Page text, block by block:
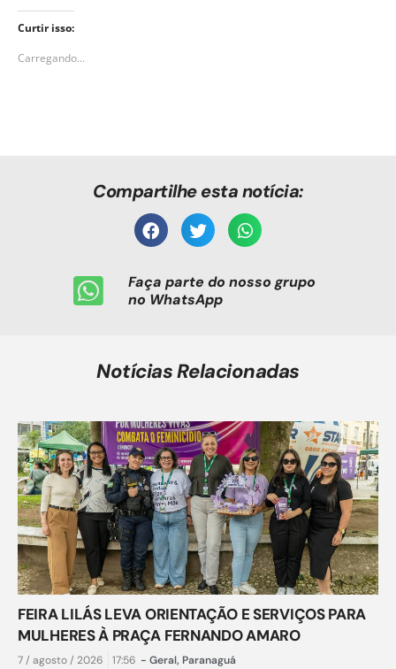
Curtir isso:
Carregando...
Compartilhe esta notícia:
Faça parte do nosso grupo
no WhatsApp
Notícias Relacionadas
FEIRA LILÁS LEVA ORIENTAÇÃO E SERVIÇOS PARA
MULHERES À PRAÇA FERNANDO AMARO
7 / agosto / 2026 17:56 - Geral, Paranaguá